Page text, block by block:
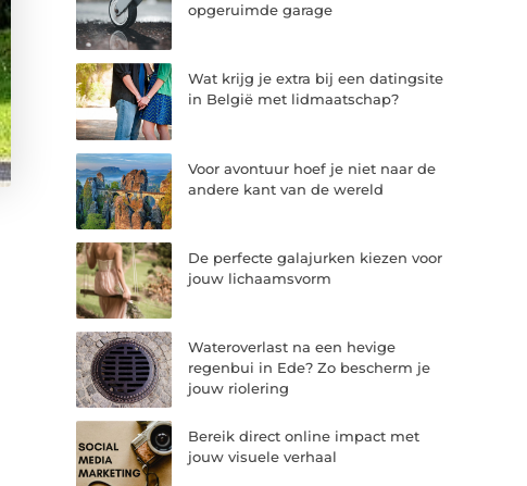
opgeruimde garage
Wat krijg je extra bij een datingsite
in België met lidmaatschap?
Voor avontuur hoef je niet naar de
andere kant van de wereld
De perfecte galajurken kiezen voor
jouw lichaamsvorm
Wateroverlast na een hevige
regenbui in Ede? Zo bescherm je
jouw riolering
Bereik direct online impact met
jouw visuele verhaal